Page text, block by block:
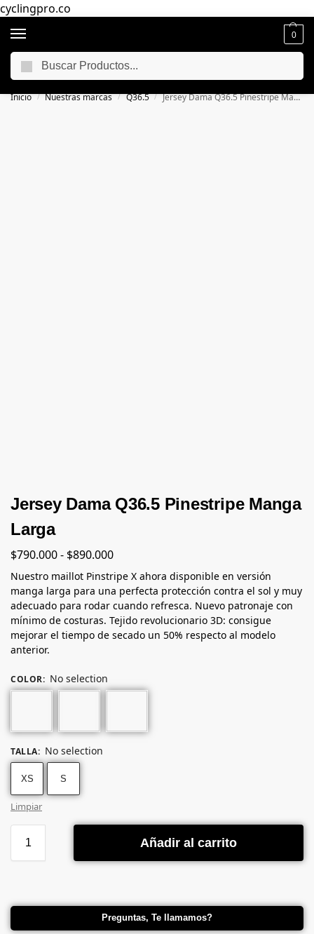
cyclingpro.co
0
🚴‍ Envío gratuito a todo Colombia por compras superiores a $250.000
Inicio / Nuestras marcas / Q36.5 / Jersey Dama Q36.5 Pinestripe Manga Larga
Jersey Dama Q36.5 Pinestripe Manga
Larga
$790.000- $890.000
Nuestro maillot Pinstripe X ahora disponible en versión
manga larga para una perfecta protección contra el sol y muy
adecuado para rodar cuando refresca. Nuevo patronaje con
mínimo de costuras. Tejido revolucionario 3D: consigue
mejorar el tiempo de secado un 50% respecto al modelo
anterior.
COLOR: No selection
TALLA: No selection
XS S
Limpiar
Añadir al carrito
Preguntas, Te llamamos?